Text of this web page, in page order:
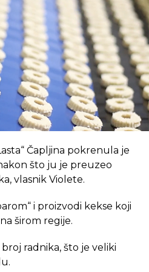
ključan preduvjet za
su okruženi sličnim
produktivnost i radnu
postići u kućnom
je umrežavanje i
ideja, kontakata i
prostor postaje inkubator
Čapljina pokrenula je
što ju je preuzeo
vlasnik Violete.
i proizvodi kekse koji
širom regije.
radnika, što je veliki